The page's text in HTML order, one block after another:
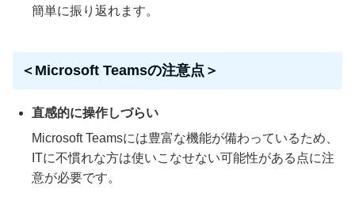
簡単に振り返れます。
＜Microsoft Teamsの注意点＞
直感的に操作しづらい
Microsoft Teamsには豊富な機能が備わっているため、
ITに不慣れな方は使いこなせない可能性がある点に注
意が必要です。